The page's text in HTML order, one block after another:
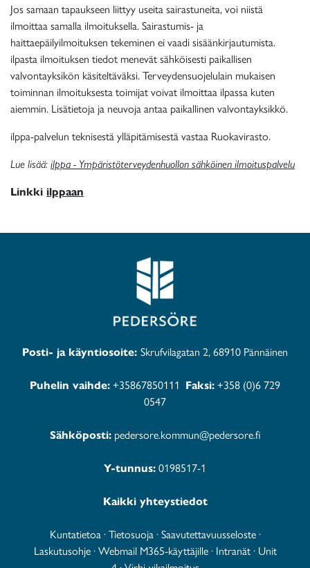
Jos samaan tapaukseen liittyy useita sairastuneita, voi niistä
ilmoittaa samalla ilmoituksella. Sairastumis- ja
haittaepäilyilmoituksen tekeminen ei vaadi sisäänkirjautumista.
ilpasta ilmoituksen tiedot menevät sähköisesti paikallisen
valvontayksikön käsiteltäväksi. Terveydensuojelulain mukaisen
toiminnan ilmoituksesta toimijat voivat ilmoittaa ilpassa kuten
aiemmin. Lisätietoja ja neuvoja antaa paikallinen valvontayksikkö.
ilppa-palvelun teknisestä ylläpitämisestä vastaa Ruokavirasto.
Lue lisää:ilppa - Ympäristöterveydenhuollon sähköinen ilmoituspalvelu
Linkki ilppaan
Posti- ja käyntiosoite: Skrufvilagatan 2, 68910 Pännäinen
Puhelin vaihde:+35867850111 Faksi:+358 (0)6 729
0547
Sähköposti: pedersore.kommun@pedersore.fi
Y-tunnus:0198517-1
Kaikki yhteystiedot
Kuntatietoa·Tietosuoja·Saavutettavuusseloste·
Laskutusohje·Webmail M365-käyttäjille· Intranät· Unit